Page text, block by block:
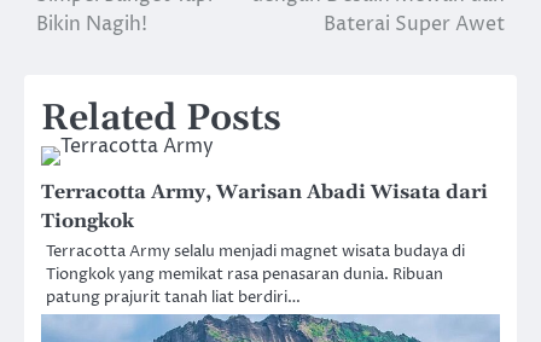
Bikin Nagih!
Baterai Super Awet
Related Posts
Terracotta Army, Warisan Abadi Wisata dari
Tiongkok
Terracotta Army selalu menjadi magnet wisata budaya di
Tiongkok yang memikat rasa penasaran dunia. Ribuan
patung prajurit tanah liat berdiri…